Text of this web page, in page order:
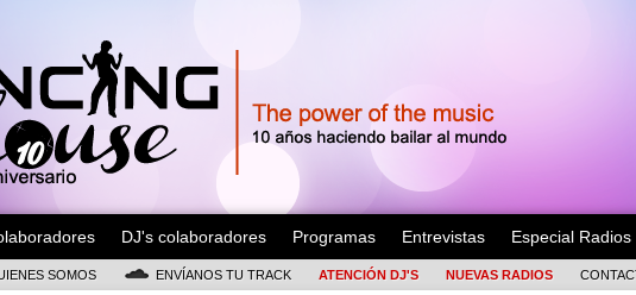
DJ's colaboradores Programas Entrevistas Especial Radios
SOMOS ENVÍANOS TU TRACK ATENCIÓN DJ'S NUEVAS RADIOS